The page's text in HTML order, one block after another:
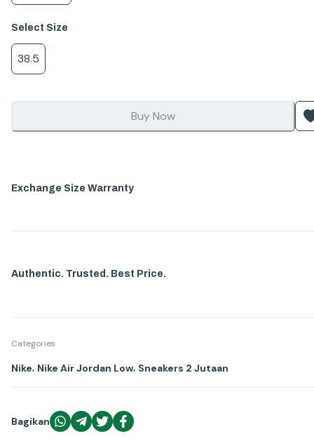
Select Size
38.5
Buy Now
Exchange Size Warranty
Authentic. Trusted. Best Price.
Categories
Nike, Nike Air Jordan Low, Sneakers 2 Jutaan
Bagikan